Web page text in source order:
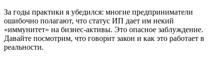
За годы практики я убедился: многие предприниматели
ошибочно полагают, что статус ИП дает им некий
«иммунитет» на бизнес-активы. Это опасное заблуждение.
Давайте посмотрим, что говорит закон и как это работает в
реальности.